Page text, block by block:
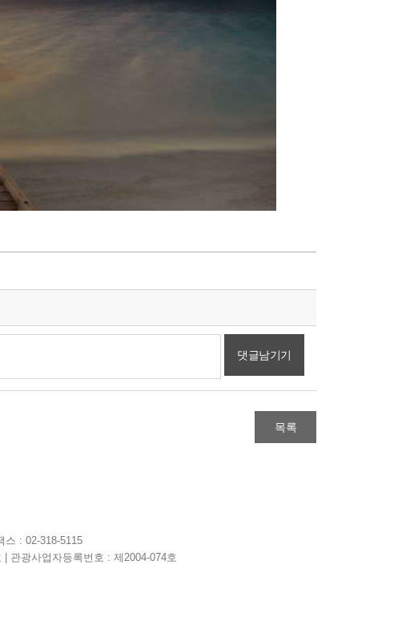
댓글남기기
목록
스 : 02-318-5115
관광사업자등록번호 : 제2004-074호